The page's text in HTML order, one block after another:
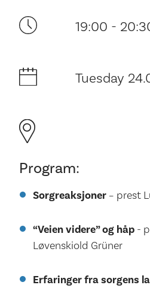
The music in the
History and
19:00 -
Tuesday
Program:
Sorgreaksjoner – prest
“Veien videre” og håp -
Løvenskiold Grüner
Erfaringer fra sorgens